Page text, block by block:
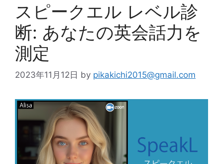
スピークエル レベル診
断: あなたの英会話力を
測定
2023年11月12日 by pikakichi2015@gmail.com